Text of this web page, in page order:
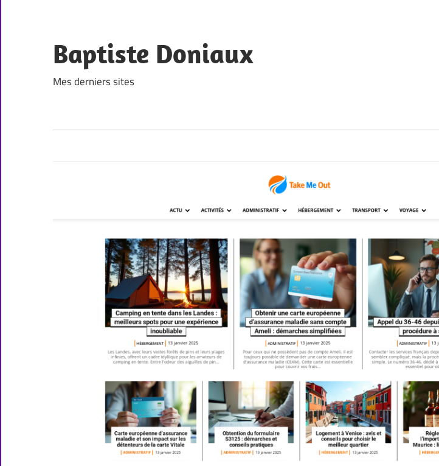
content
Baptiste Doniaux
Mes derniers sites